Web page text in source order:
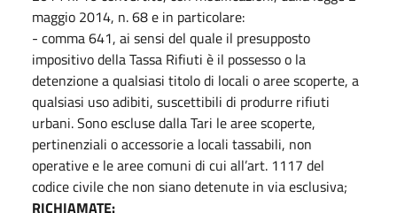
maggio 2014, n. 68 e in particolare:
- comma 641, ai sensi del quale il presupposto
impositivo della Tassa Rifiuti è il possesso o la
detenzione a qualsiasi titolo di locali o aree scoperte, a
qualsiasi uso adibiti, suscettibili di produrre rifiuti
urbani. Sono escluse dalla Tari le aree scoperte,
pertinenziali o accessorie a locali tassabili, non
operative e le aree comuni di cui all’art. 1117 del
codice civile che non siano detenute in via esclusiva;
RICHIAMATE: